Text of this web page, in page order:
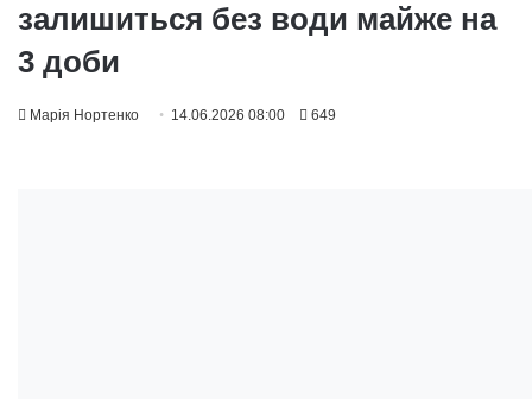
залишиться без води майже на
3 доби
Марія Нортенко 14.06.2026 08:00 649